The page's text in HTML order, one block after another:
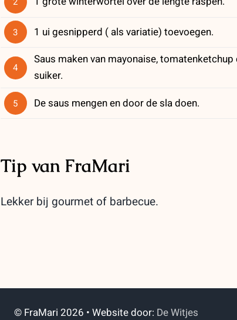
3 1 ui gesnipperd ( als variatie) toevoegen.
4
Saus maken van mayonaise,
suiker.
5 De saus mengen en door de sla doen.
Tip van FraMari
Lekker bij gourmet of barbecue.
© FraMari 2026 • Website door: De Witjes